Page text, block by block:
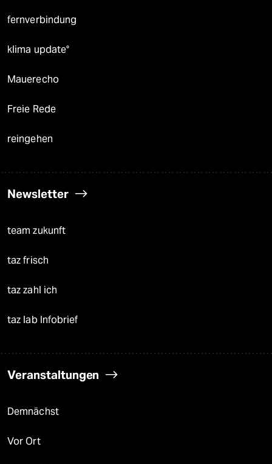
fernverbindung
klima update°
Mauerecho
Freie Rede
reingehen
Newsletter
team zukunft
taz frisch
taz zahl ich
taz lab Infobrief
Veranstaltungen
Demnächst
Vor Ort